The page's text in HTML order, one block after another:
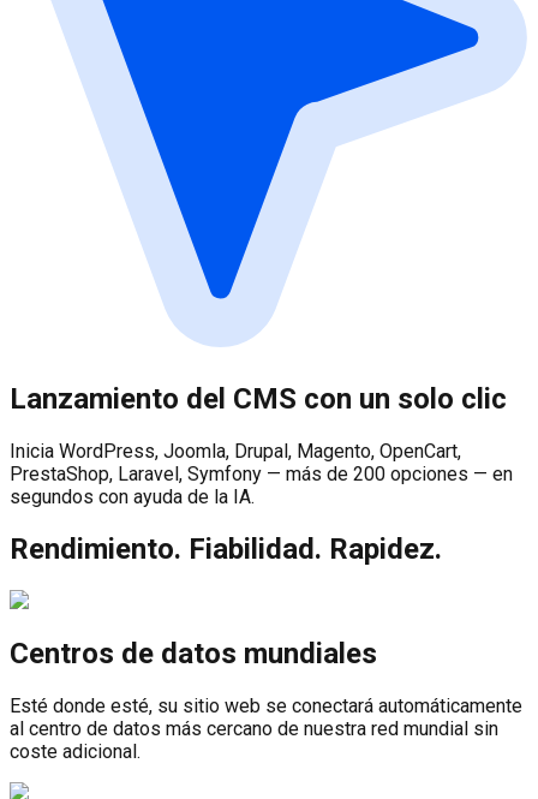
Lanzamiento del CMS con un solo clic
Inicia WordPress, Joomla, Drupal, Magento, OpenCart,
PrestaShop, Laravel, Symfony — más de 200 opciones — en
segundos con ayuda de la IA.
Rendimiento. Fiabilidad. Rapidez.
Centros de datos mundiales
Esté donde esté, su sitio web se conectará automáticamente
al centro de datos más cercano de nuestra red mundial sin
coste adicional.